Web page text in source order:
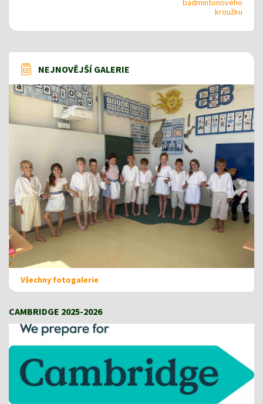
kroužku
NEJNOVĚJŠÍ GALERIE
Všechny fotogalerie
CAMBRIDGE 2025-2026